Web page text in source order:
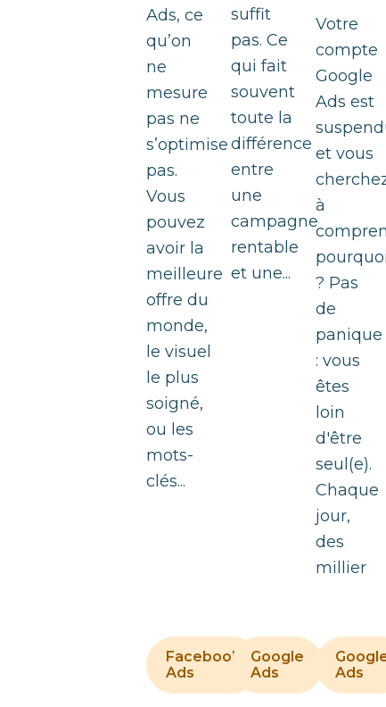
Ads, ce
qu’on
ne
mesure
pas ne
s’optimise
pas.
Vous
pouvez
avoir la
meilleure
offre du
monde,
le visuel
le plus
soigné,
ou les
mots-
clés...
suffit
pas. Ce
qui fait
souvent
toute la
différence
entre
une
campagne
rentable
et une...
Votre
compte
Google
Ads est
et vous
à
? Pas
de
panique
: vous
êtes
loin
d'être
seul(e).
Chaque
jour,
des
millier
Facebook
Ads
21/3/2025
Google
Ads
1/10/
Ads